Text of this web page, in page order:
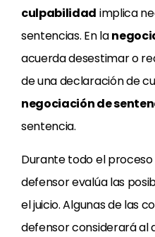
culpabilidad implica
sentencias. En la
acuerda desestimar o
de una declaración de
negociación de
sentencia.
Durante todo el
defensor evalúa las
el juicio. Algunas de las
defensor considerará al